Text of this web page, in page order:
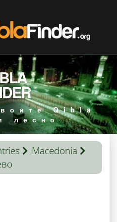
Qibla
лесно
Macedonia